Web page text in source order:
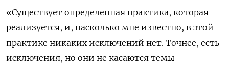
«Существует определенная практика, которая
реализуется, и, насколько мне известно, в этой
практике никаких исключений нет. Точнее, есть
исключения, но они не касаются темы